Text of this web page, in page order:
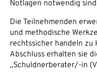
Notlagen notwendig
Die Teilnehmenden
und methodische
rechtssicher handeln zu
Abschluss erhalten sie
„Schuldnerberater/-in